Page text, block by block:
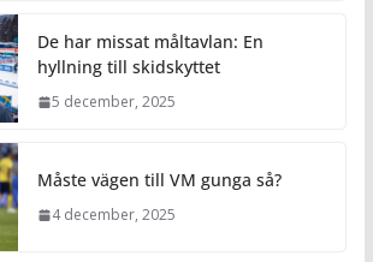
De har missat måltavlan: En
hyllning till skidskyttet
5 december, 2025
Måste vägen till VM gunga så?
4 december, 2025